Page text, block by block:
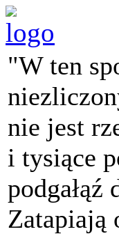
"W ten
nie jest
i tysiące
Zatapiają